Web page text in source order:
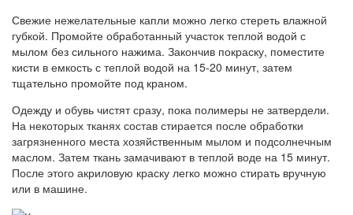
Свежие нежелательные капли можно легко стереть влажной
губкой. Промойте обработанный участок теплой водой с
мылом без сильного нажима. Закончив покраску, поместите
кисти в емкость с теплой водой на 15-20 минут, затем
тщательно промойте под краном.
Одежду и обувь чистят сразу, пока полимеры не затвердели.
На некоторых тканях состав стирается после обработки
загрязненного места хозяйственным мылом и подсолнечным
маслом. Затем ткань замачивают в теплой воде на 15 минут.
После этого акриловую краску легко можно стирать вручную
или в машине.